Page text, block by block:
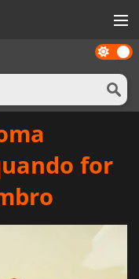
Dark
mode
for